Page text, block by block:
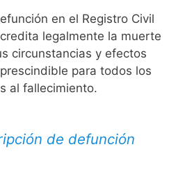
en el Registro Civil
legalmente la muerte
circunstancias y efectos
para todos los
al fallecimiento.
de defunción